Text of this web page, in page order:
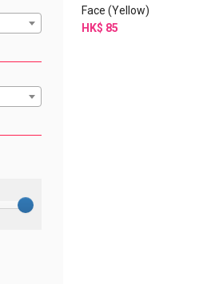
Face (Yellow)
HK$ 85